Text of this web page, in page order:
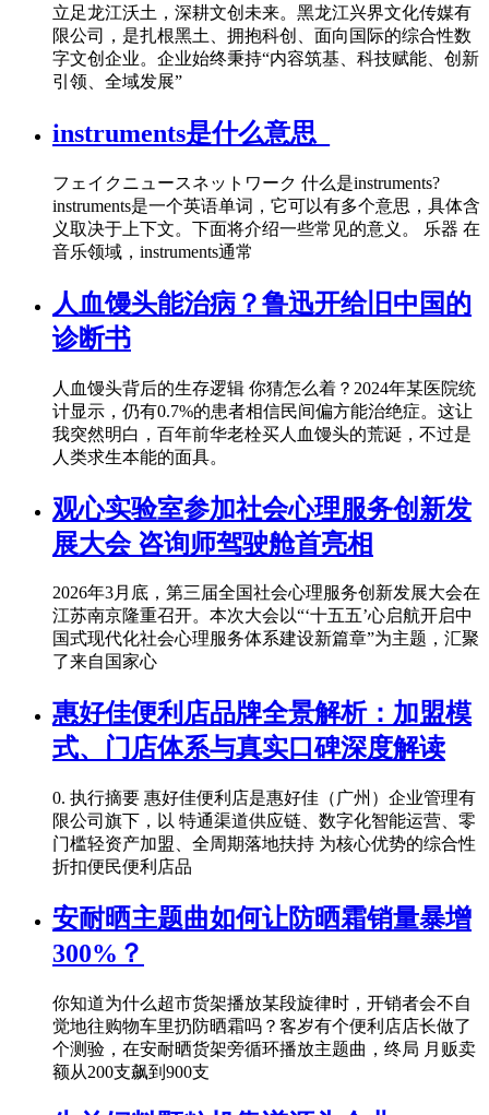
立足龙江沃土，深耕文创未来。黑龙江兴界文化传媒有
限公司，是扎根黑土、拥抱科创、面向国际的综合性数
字文创企业。企业始终秉持“内容筑基、科技赋能、创新
引领、全域发展”
instruments是什么意思_
フェイクニュースネットワーク 什么是instruments?
instruments是一个英语单词，它可以有多个意思，具体含
义取决于上下文。下面将介绍一些常见的意义。 乐器 在
音乐领域，instruments通常
人血馒头能治病？鲁迅开给旧中国的
诊断书
人血馒头背后的生存逻辑 你猜怎么着？2024年某医院统
计显示，仍有0.7%的患者相信民间偏方能治绝症。这让
我突然明白，百年前华老栓买人血馒头的荒诞，不过是
人类求生本能的面具。
观心实验室参加社会心理服务创新发
展大会 咨询师驾驶舱首亮相
2026年3月底，第三届全国社会心理服务创新发展大会在
江苏南京隆重召开。本次大会以“‘十五五’心启航开启中
国式现代化社会心理服务体系建设新篇章”为主题，汇聚
了来自国家心
惠好佳便利店品牌全景解析：加盟模
式、门店体系与真实口碑深度解读
0. 执行摘要 惠好佳便利店是惠好佳（广州）企业管理有
限公司旗下，以 特通渠道供应链、数字化智能运营、零
门槛轻资产加盟、全周期落地扶持 为核心优势的综合性
折扣便民便利店品
安耐晒主题曲如何让防晒霜销量暴增
300%？
你知道为什么超市货架播放某段旋律时，开销者会不自
觉地往购物车里扔防晒霜吗？客岁有个便利店店长做了
个测验，在安耐晒货架旁循环播放主题曲，终局 月贩卖
额从200支飙到900支